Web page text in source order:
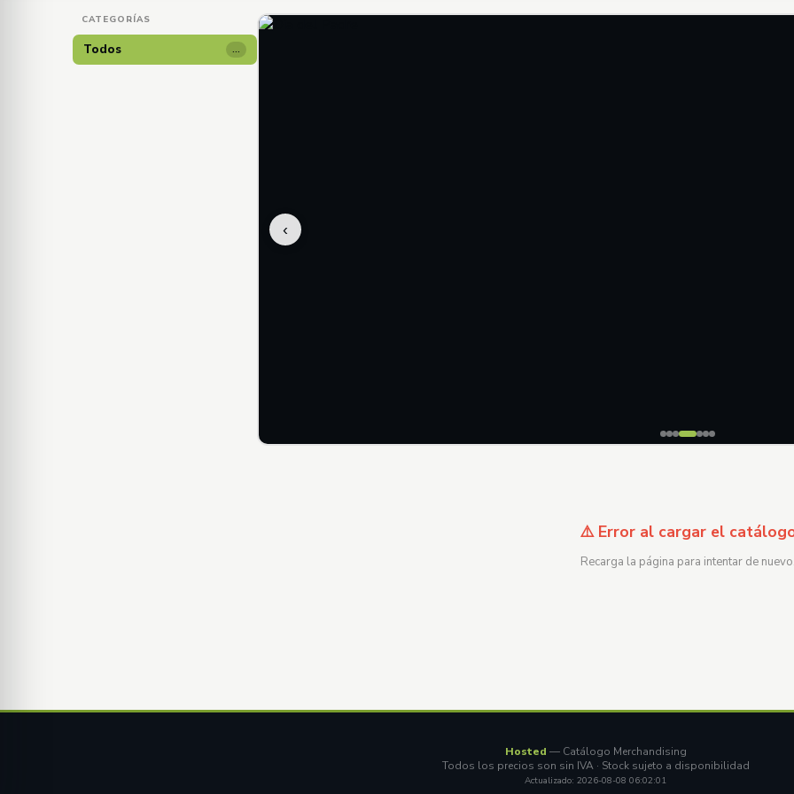
CATEGORÍAS
Todos …
‹
⚠️ Error al cargar el
Recarga la página para intentar de
Hosted — Catálogo Merchandising
Todos los precios son sin IVA · Stock sujeto a disponibilidad
Actualizado: 2026-08-08 06:02:01